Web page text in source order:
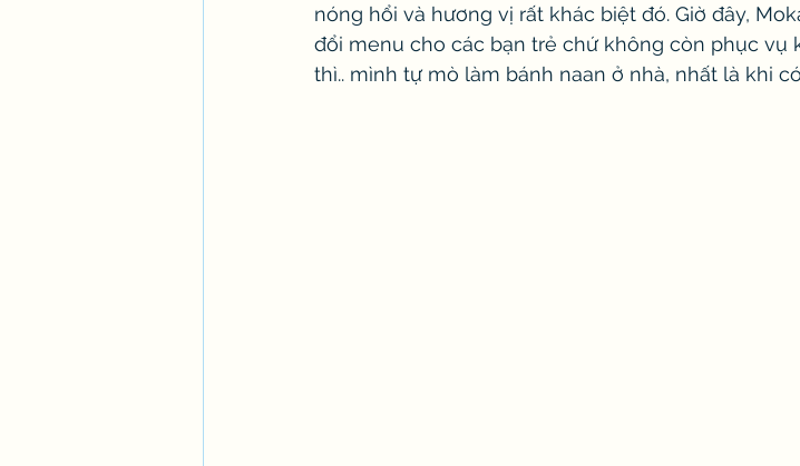
nóng hổi và hương vị rất khác biệt đó. Giờ đây,
đổi menu cho các bạn trẻ chứ không còn phục vụ
thì.. mình tự mò làm bánh naan ở nhà, nhất là khi